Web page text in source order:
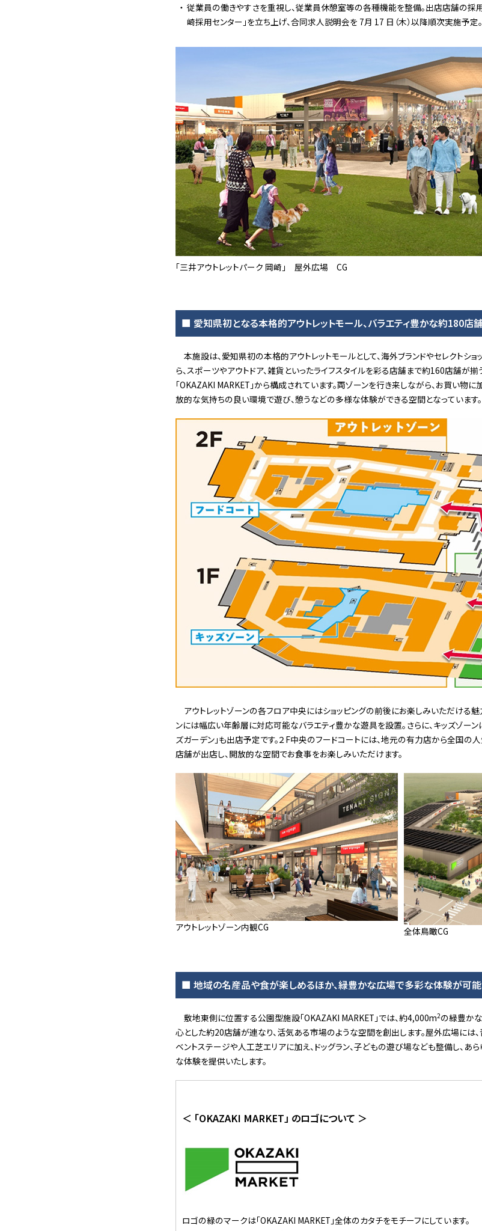
従業員の働きやすさを重視し、従業員休憩室等の各種機能を整備。出店店舗の採
崎採用センター」を立ち上げ、合同求人説明会を 7月 17 日（木）以降順次実施予定。
「三井アウトレットパーク 岡崎」 屋外広場 CG
■ 愛知県初となる本格的アウトレットモール、バラエティ豊かな約180店
本施設は、愛知県初の本格的アウトレットモールとして、海外ブランドやセレクトシ
ら、スポーツやアウトドア、雑貨といったライフスタイルを彩る店舗まで約160店舗が揃
「OKAZAKI MARKET」から構成されています。両ゾーンを行き来しながら、お買い物
放的な気持ちの良い環境で遊び、憩うなどの多様な体験ができる空間となっています。
アウトレットゾーンの各フロア中央にはショッピングの前後にお楽しみいただける
ンには幅広い年齢層に対応可能なバラエティ豊かな遊具を設置。さらに、キッズゾーン
ズガーデン」も出店予定です。２F中央のフードコートには、地元の有力店から全国
店舗が出店し、開放的な空間でお食事をお楽しみいただけます。
アウトレットゾーン内観CG 全体鳥瞰CG
■ 地域の名産品や食が楽しめるほか、緑豊かな広場で多彩な体験が可能
敷地東側に位置する公園型施設「OKAZAKI MARKET」では、約4,000m2の緑豊か
心とした約20店舗が連なり、活気ある市場のような空間を創出します。屋外広場には
ベントステージや人工芝エリアに加え、ドッグラン、子どもの遊び場なども整備し、
な体験を提供いたします。
＜ 「OKAZAKI MARKET」 のロゴについて ＞
ロゴの緑のマークは「OKAZAKI MARKET」全体のカタチをモチーフにしています。